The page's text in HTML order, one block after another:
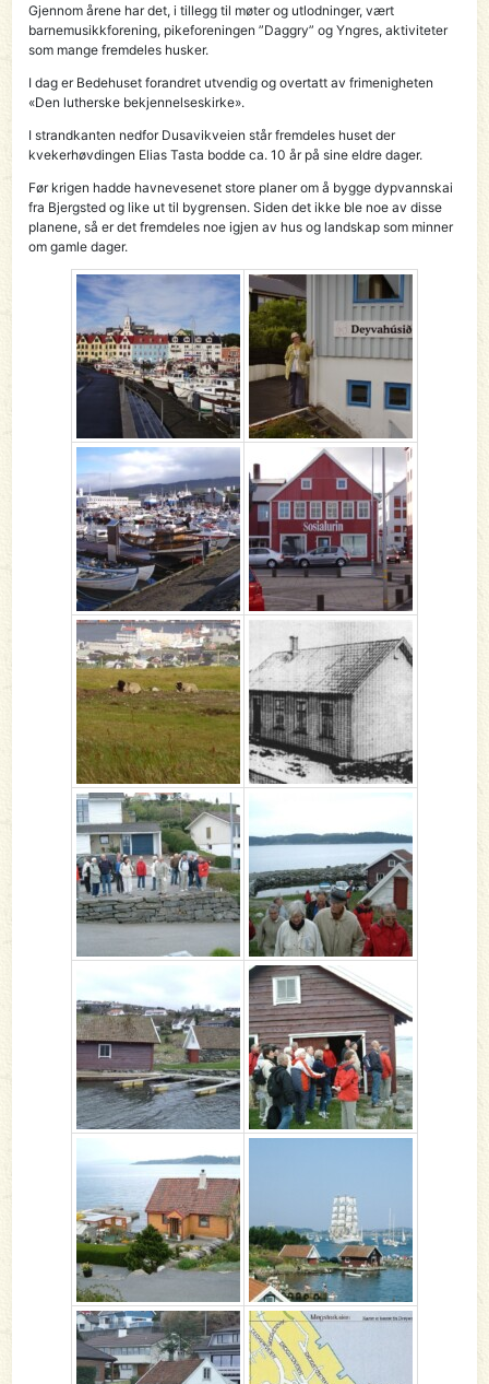
Gjennom årene har det, i tillegg til møter og utlodninger, vært
barnemusikkforening, pikeforeningen ”Daggry” og Yngres, aktiviteter
som mange fremdeles husker.
I dag er Bedehuset forandret utvendig og overtatt av frimenigheten
«Den lutherske bekjennelseskirke».
I strandkanten nedfor Dusavikveien står fremdeles huset der
kvekerhøvdingen Elias Tasta bodde ca. 10 år på sine eldre dager.
Før krigen hadde havnevesenet store planer om å bygge dypvannskai
fra Bjergsted og like ut til bygrensen. Siden det ikke ble noe av disse
planene, så er det fremdeles noe igjen av hus og landskap som minner
om gamle dager.